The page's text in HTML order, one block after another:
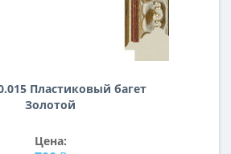
Пластиковый багет
Золотой
Цена: